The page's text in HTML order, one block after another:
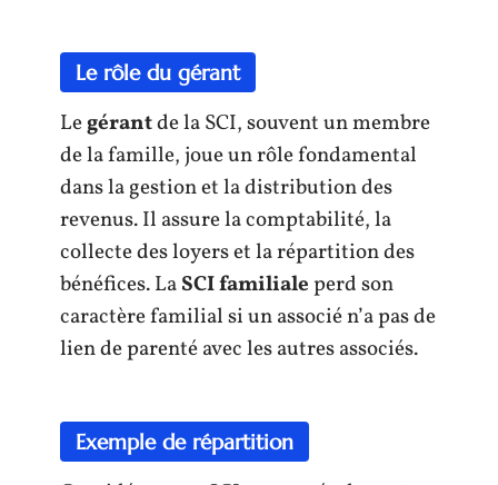
Le rôle du gérant
Legérantde la SCI, souvent un membre
de la famille, joue un rôle fondamental
dans la gestion et la distribution des
revenus. Il assure la comptabilité, la
collecte des loyers et la répartition des
bénéfices. LaSCI familialeperd son
caractère familial si un associé n’a pas de
lien de parenté avec les autres associés.
Exemple de répartition